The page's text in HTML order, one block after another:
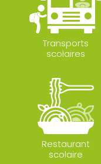
Transports
scolaires
Restaurant
scolaire